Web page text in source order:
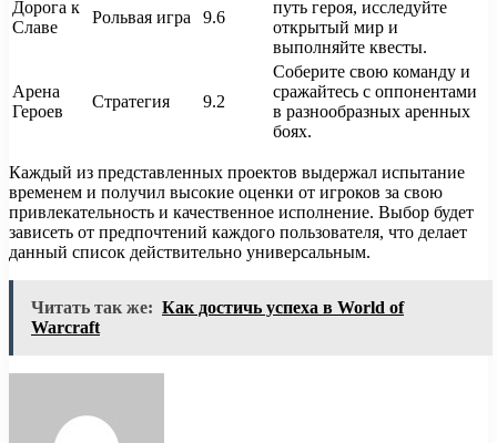
Дорога к
Славе
Рольвая игра 9.6
путь героя, исследуйте
открытый мир и
выполняйте квесты.
Арена
Героев
Стратегия 9.2
Соберите свою команду и
сражайтесь с оппонентами
в разнообразных аренных
боях.
Каждый из представленных проектов выдержал испытание
временем и получил высокие оценки от игроков за свою
привлекательность и качественное исполнение. Выбор будет
зависеть от предпочтений каждого пользователя, что делает
данный список действительно универсальным.
Читать так же: Как достичь успеха в World of
Warcraft